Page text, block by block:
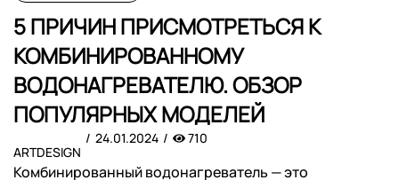
5 ПРИЧИН ПРИСМОТРЕТЬСЯ К
КОМБИНИРОВАННОМУ
ВОДОНАГРЕВАТЕЛЮ. ОБЗОР
ПОПУЛЯРНЫХ МОДЕЛЕЙ
ARTDESIGN
24.01.2024 710
Комбинированный водонагреватель — это